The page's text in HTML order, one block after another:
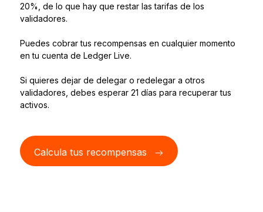
20%, de lo que hay que restar las tarifas de los
validadores.
Puedes cobrar tus recompensas en cualquier momento
en tu cuenta de Ledger Live.
Si quieres dejar de delegar o redelegar a otros
validadores, debes esperar 21 días para recuperar tus
activos.
Calcula tus recompensas